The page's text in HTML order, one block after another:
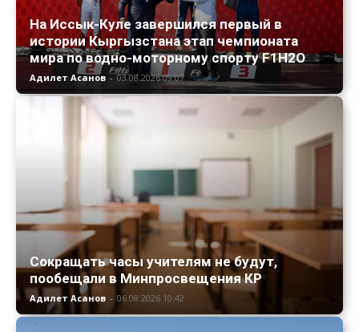
На Иссык-Куле завершился первый в
истории Кыргызстана этап чемпионата
мира по водно-моторному спорту F1H2O
Адилет Асанов - 03.08.2026 09:07
Сокращать часы учителям не будут,
пообещали в Минпросвещения КР
Адилет Асанов - 06.08.2026 10:42